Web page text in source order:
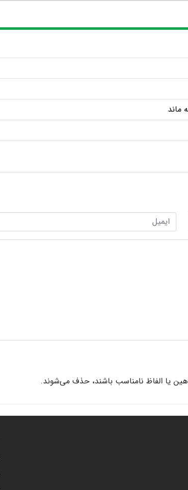
ماند
یا الفاظ نامناسب باشند، حذف می‌شوند.